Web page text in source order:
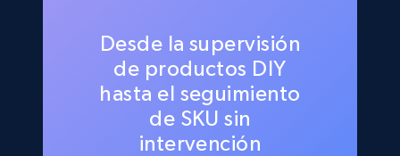
Desde la supervisión
de productos DIY
hasta el seguimiento
de SKU sin
intervención